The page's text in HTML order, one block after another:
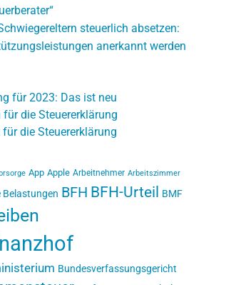
steuerlich absetzen:
anerkannt werden
für 2023: Das ist neu
die Steuererklärung
die Steuererklärung
App Apple Arbeitnehmer Arbeitszimmer
BFH BFH-Urteil BMF
Bundesverfassungsgericht